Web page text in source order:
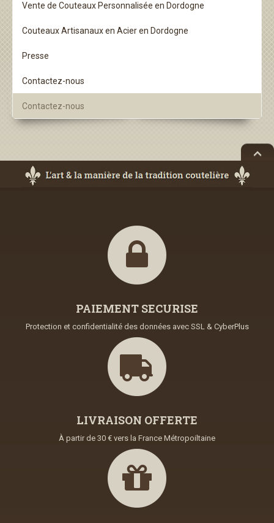
Vente de Couteaux Personnalisée en Dordogne
Couteaux Artisanaux en Acier en Dordogne
Presse
Contactez-nous
Contactez-nous
PAIEMENT SECURISE
Protection et confidentialité des données avec SSL & CyberPlus
LIVRAISON OFFERTE
À partir de 30 € vers la France Métropoiltaine